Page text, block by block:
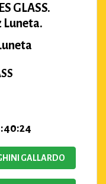
GLASS.
Luneta.
GALLARDO